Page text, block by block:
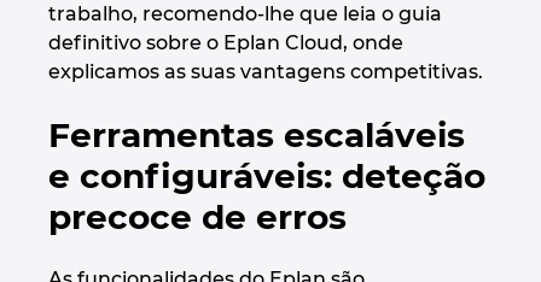
trabalho, recomendo-lhe que leia o guia
definitivo sobre o Eplan Cloud, onde
explicamos as suas vantagens competitivas.
Ferramentas escaláveis
e configuráveis: deteção
precoce de erros